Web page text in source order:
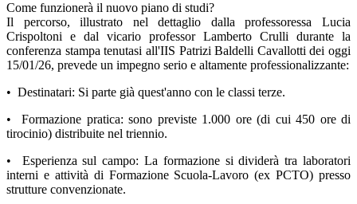
Come funzionerà il nuovo piano di studi?
Il percorso, illustrato nel dettaglio dalla professoressa Lucia
Crispoltoni e dal vicario professor Lamberto Crulli durante la
conferenza stampa tenutasi all'IIS Patrizi Baldelli Cavallotti dei oggi
15/01/26, prevede un impegno serio e altamente professionalizzante:
•⁠ ⁠Destinatari: Si parte già quest'anno con le classi terze.
•⁠ ⁠Formazione pratica: sono previste 1.000 ore (di cui 450 ore di
tirocinio) distribuite nel triennio.
•⁠ ⁠Esperienza sul campo: La formazione si dividerà tra laboratori
interni e attività di Formazione Scuola-Lavoro (ex PCTO) presso
strutture convenzionate.